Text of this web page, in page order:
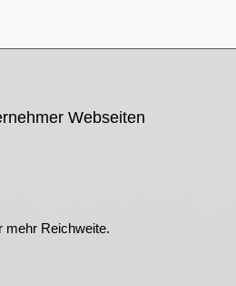
Webseiten
mehr Reichweite.